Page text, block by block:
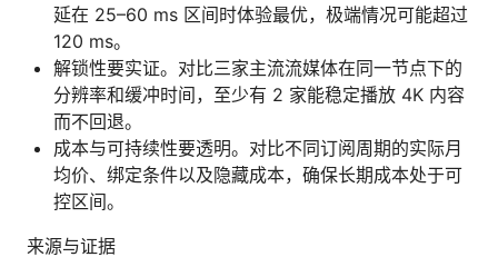
延在 25–60 ms 区间时体验最优，极端情况可能超过
120 ms。
解锁性要实证。对比三家主流流媒体在同一节点下的
分辨率和缓冲时间，至少有 2 家能稳定播放 4K 内容
而不回退。
成本与可持续性要透明。对比不同订阅周期的实际月
均价、绑定条件以及隐藏成本，确保长期成本处于可
控区间。
来源与证据